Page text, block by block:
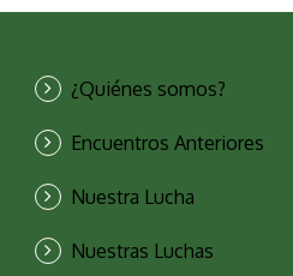
¿Quiénes somos?
Encuentros Anteriores
Nuestra Lucha
Nuestras Luchas